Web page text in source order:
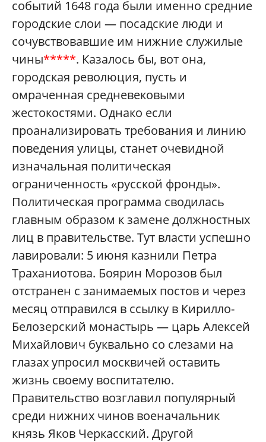
событий 1648 года были именно средние
городские слои — посадские люди и
сочувствовавшие им нижние служилые
чины*****. Казалось бы, вот она,
городская революция, пусть и
омраченная средневековыми
жестокостями. Однако если
проанализировать требования и линию
поведения улицы, станет очевидной
изначальная политическая
ограниченность «русской фронды».
Политическая программа сводилась
главным образом к замене должностных
лиц в правительстве. Тут власти успешно
лавировали: 5 июня казнили Петра
Траханиотова. Боярин Морозов был
отстранен с занимаемых постов и через
месяц отправился в ссылку в Кирилло-
Белозерский монастырь — царь Алексей
Михайлович буквально со слезами на
глазах упросил москвичей оставить
жизнь своему воспитателю.
Правительство возглавил популярный
среди нижних чинов военачальник
князь Яков Черкасский. Другой